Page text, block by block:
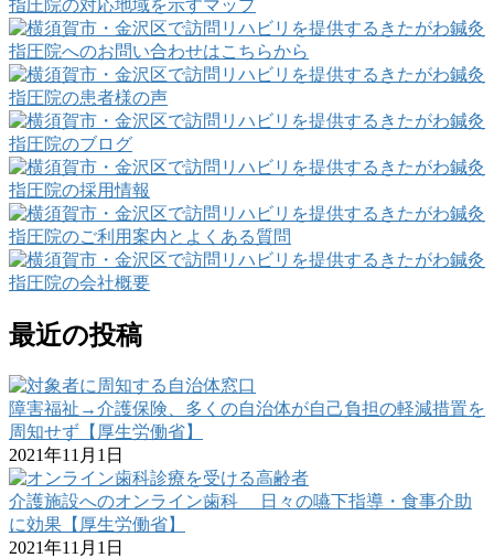
最近の投稿
障害福祉→介護保険、多くの自治体が自己負担の軽減措置を
周知せず【厚生労働省】
2021年11月1日
介護施設へのオンライン歯科 日々の嚥下指導・食事介助
に効果【厚生労働省】
2021年11月1日